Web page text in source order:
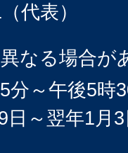
代表）
なる場合が
分～午後5時
日～翌年1月